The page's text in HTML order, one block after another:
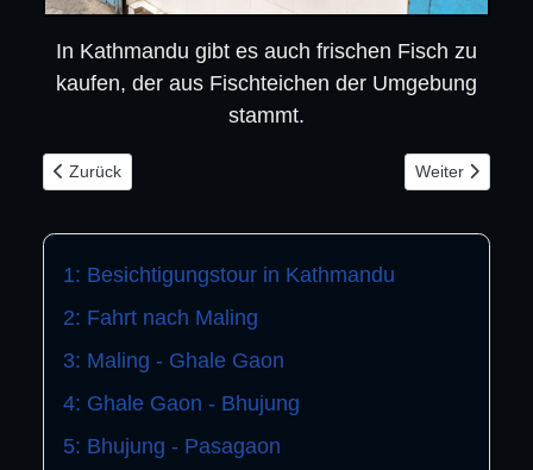
In Kathmandu gibt es auch frischen Fisch zu
kaufen, der aus Fischteichen der Umgebung
stammt.
Vorheriger Beitrag: Tag 9: Fahrt von Pokhara nach Bandipur
Zurück Nächster
Weiter
1: Besichtigungstour in Kathmandu
2: Fahrt nach Maling
3: Maling - Ghale Gaon
4: Ghale Gaon - Bhujung
5: Bhujung - Pasagaon